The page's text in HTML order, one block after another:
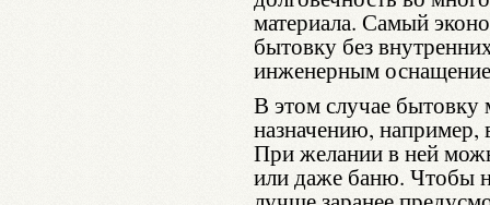
материала. Самый
бытовку без
инженерным
В этом случае бытовку
назначению, например,
При желании в ней
или даже баню. Чтобы